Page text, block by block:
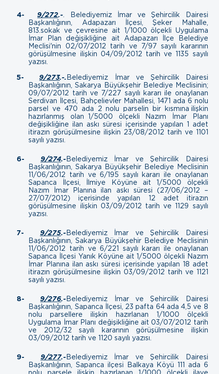
4- 9/272.-
Belediyemiz İmar ve Şehircilik Dairesi
Başkanlığının, Adapazarı İlçesi, Şeker Mahalle,
813.sokak ve çevresine ait 1/1000 ölçekli Uygulama
İmar Plan değişikliğine ait Adapazarı İlçe Belediye
Meclisi'nin 02/07/2012 tarih ve 7/97 sayılı kararının
görüşülmesine ilişkin 04/09/2012 tarih ve 1135 sayılı
yazısı.
5-
9/273.-.Belediyemiz İmar ve Şehircilik Dairesi
Başkanlığının, Sakarya Büyükşehir Belediye Meclisinin;
09/07/2012 tarih ve 7/227 sayılı kararı ile onaylanan
Serdivan İlçesi, Bahçelievler Mahallesi, 1471 ada 6 nolu
parsel ve 470 ada 2 nolu parselin bir kısmına ilişkin
hazırlanmış olan 1/5000 ölçekli Nazım İmar Planı
değişikliğine ilan askı süresi içerisinde yapılan 1 adet
itirazın görüşülmesine ilişkin 23/08/2012 tarih ve 1101
sayılı yazısı.
6- 9/274.-Belediyemiz İmar ve Şehircilik Dairesi
Başkanlığının, Sakarya Büyükşehir Belediye Meclisinin
11/06/2012 tarih ve 6/195 sayılı kararı ile onaylanan
Sapanca İlçesi, İlmiye Köyüne ait 1/5000 ölçekli
Nazım İmar Planına ilan askı süresi (27/06/2012 –
27/07/2012) içerisinde yapılan 12 adet itirazın
görüşülmesine ilişkin 03/09/2012 tarih ve 1129 sayılı
yazısı.
7- 9/275.-Belediyemiz İmar ve Şehircilik Dairesi
Başkanlığının, Sakarya Büyükşehir Belediye Meclisinin
11/06/2012 tarih ve 6/221 sayılı kararı ile onaylanan
Sapanca İlçesi Yanık Köyüne ait 1/5000 ölçekli Nazım
İmar Planına ilan askı süresi içerisinde yapılan 18 adet
itirazın görüşülmesine ilişkin 03/09/2012 tarih ve 1121
sayılı yazısı.
8- 9/276.-Belediyemiz İmar ve Şehircilik Dairesi
Başkanlığının, Sapanca İlçesi, 23 pafta 64 ada 4,5 ve 8
nolu parsellere ilişkin hazırlanan 1/1000 ölçekli
Uygulama İmar Planı değişikliğine ait 03/07/2012 tarih
ve 2012/32 sayılı kararının görüşülmesine ilişkin
03/09/2012 tarih ve 1120 sayılı yazısı.
9- 9/277.-Belediyemiz İmar ve Şehircilik Dairesi
Başkanlığının, Sapanca ilçesi Balkaya Köyü 111 ada 6
nolu parsele ilişkin hazırlanan 1/1000 ölçekli ilave